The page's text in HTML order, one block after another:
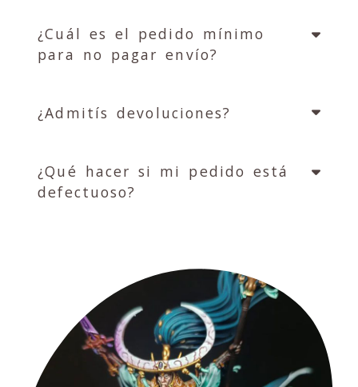
¿Cuál es el pedido mínimo
para no pagar envío?
¿Admitís devoluciones?
¿Qué hacer si mi pedido está
defectuoso?